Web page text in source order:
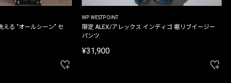
える "オールシーン" セ
WP WESTPOINT
限定 ALEX/アレックス インディゴ 裾リブイージー
パンツ
¥31,900